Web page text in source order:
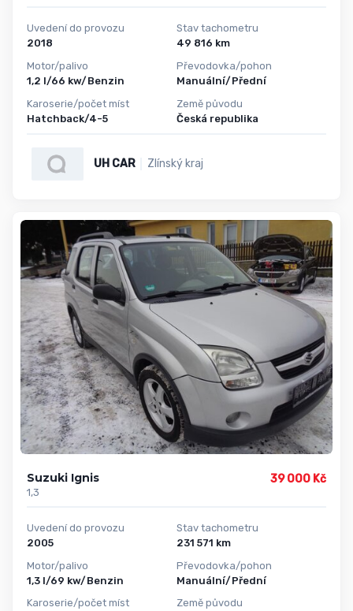
Uvedení do provozu
2018
Motor/palivo
1,2 l/66 kw/Benzin
Karoserie/počet míst
Hatchback/4-5
Stav tachometru
49 816 km
Převodovka/pohon
Manuální/Přední
Země původu
Česká republika
UH CAR Zlínský kraj
Suzuki Ignis
1,3
39 000 Kč
Uvedení do provozu
2005
Motor/palivo
1,3 l/69 kw/Benzin
Karoserie/počet míst
Stav tachometru
231 571 km
Převodovka/pohon
Manuální/Přední
Země původu